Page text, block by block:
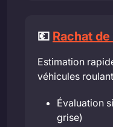
💶 Rachat
Estimation
véhicules
Évaluation
grise)